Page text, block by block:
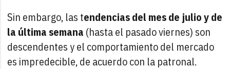
Sin embargo, las tendencias del mes de julio y de
la última semana (hasta el pasado viernes) son
descendentes y el comportamiento del mercado
es impredecible, de acuerdo con la patronal.